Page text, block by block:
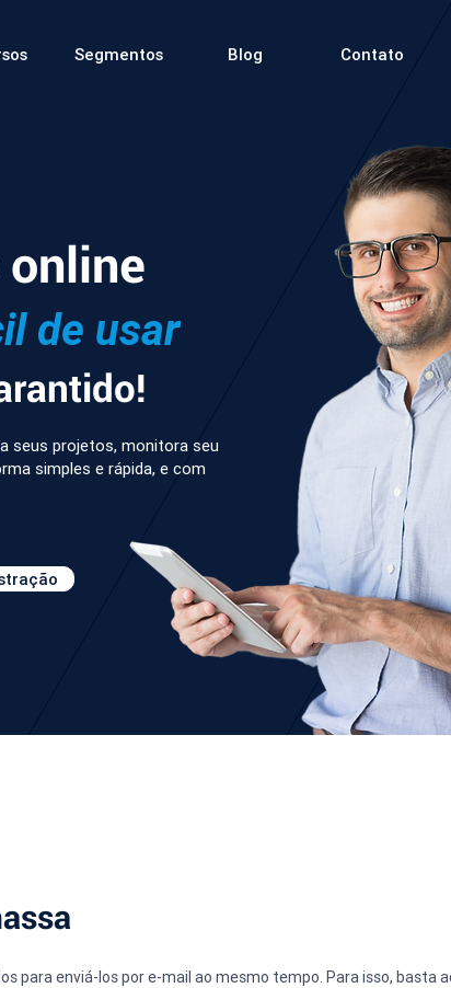
Segmentos Blog Contato
seus projetos, monitora seu
simples e rápida, e com
de usar
para enviá-los por e-mail ao mesmo tempo. Para isso, basta